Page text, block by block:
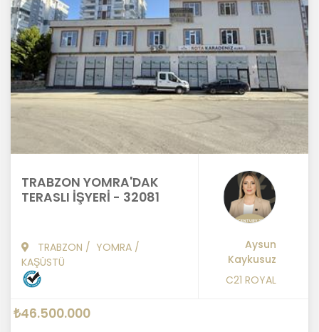
TRABZON YOMRA'DAK
TERASLI İŞYERİ - 32081
TRABZON / YOMRA /
KAŞÜSTÜ
Aysun
Kaykusuz
C21 ROYAL
₺46.500.000